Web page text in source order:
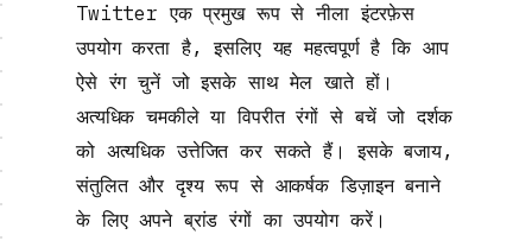
Twitter एक प्रमुख रूप से नीला इंटरफ़ेस
उपयोग करता है, इसलिए यह महत्वपूर्ण है कि आप
ऐसे रंग चुनें जो इसके साथ मेल खाते हों।
अत्यधिक चमकीले या विपरीत रंगों से बचें जो दर्शक
को अत्यधिक उत्तेजित कर सकते हैं। इसके बजाय,
संतुलित और दृश्य रूप से आकर्षक डिज़ाइन बनाने
के लिए अपने ब्रांड रंगों का उपयोग करें।